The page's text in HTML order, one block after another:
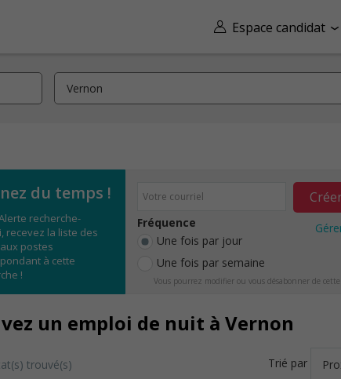
Espace candidat
du temps !
recherche-
recevez la liste des
postes
à cette
!
Fréquence
Une fois par jour
Une fois par semaine
Vous pourrez modifier ou vous désabonner de
un emploi de nuit à Vernon
trouvé(s) Trié par